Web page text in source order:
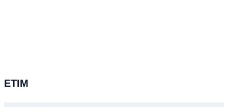
ETIM